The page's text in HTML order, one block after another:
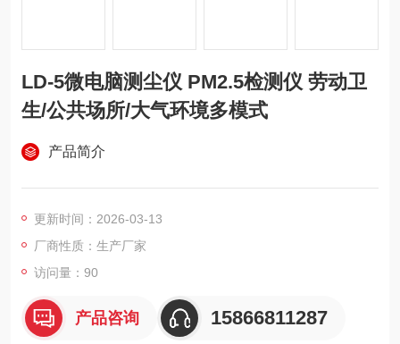
LD-5微电脑测尘仪 PM2.5检测仪 劳动卫
生/公共场所/大气环境多模式
产品简介
更新时间：2026-03-13
厂商性质：生产厂家
访问量：90
产品咨询 15866811287